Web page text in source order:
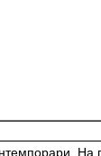
На